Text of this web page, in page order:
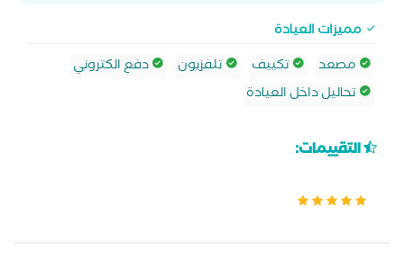
مميزات العيادة
مصعد
تكييف تلفزيون
دفع الكتروني
تحاليل داخل العيادة
التقييمات: